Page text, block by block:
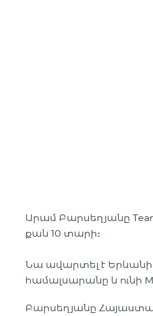
Արամ Բարսեղյանը
քան 10 տարի։
Նա ավարտել է Երևանի
համալսարանը և ունի
Բարսեղյանը